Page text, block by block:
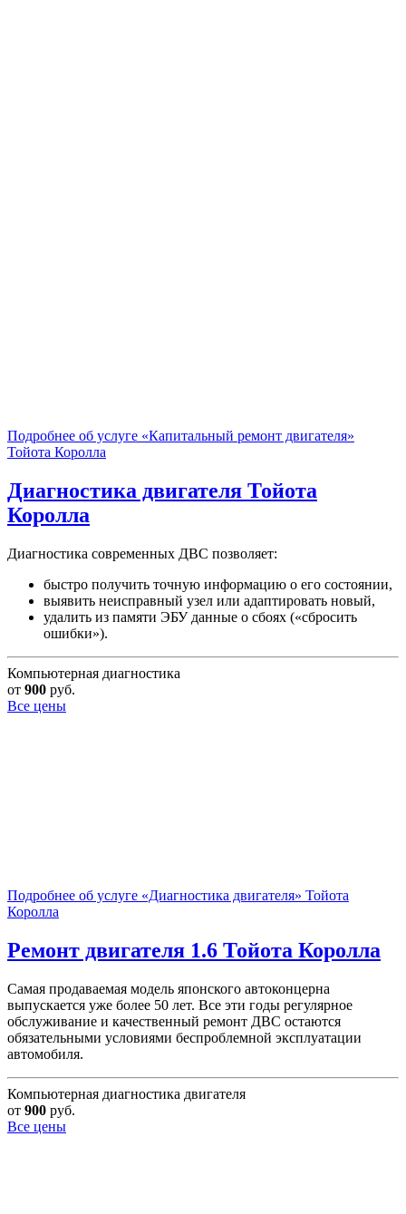
Подробнее об услуге «Капитальный ремонт двигателя»
Тойота Королла
Диагностика двигателя Тойота
Королла
Диагностика современных ДВС позволяет:
быстро получить точную информацию о его состоянии,
выявить неисправный узел или адаптировать новый,
удалить из памяти ЭБУ данные о сбоях («сбросить
ошибки»).
Компьютерная диагностика
от 900 руб.
Все цены
Подробнее об услуге «Диагностика двигателя» Тойота
Королла
Ремонт двигателя 1.6 Тойота Королла
Cамая продаваемая модель японского автоконцерна
выпускается уже более 50 лет. Все эти годы регулярное
обслуживание и качественный ремонт ДВС остаются
обязательными условиями беспроблемной эксплуатации
автомобиля.
Компьютерная диагностика двигателя
от 900 руб.
Все цены